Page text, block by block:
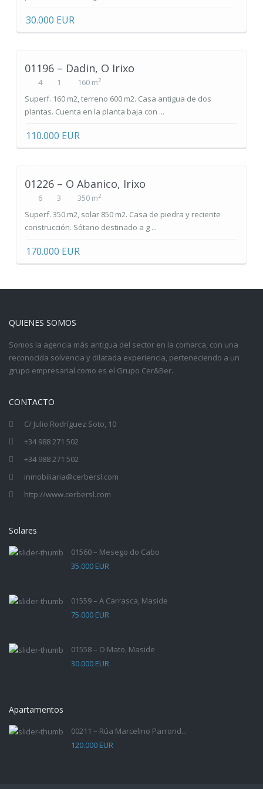
30.000 EUR
01196 – Dadin, O Irixo
4 1 160 m2
Superf. 160 m2, terreno 600 m2. Casa antigua de dos
plantas. Cuenta en la planta baja con ...
110.000 EUR
01226 – O Abanico, Irixo
6 3 350 m2
Superf. 350 m2, solar 850 m2. Casa de piedra y reciente
construcción. Sótano destinado a g ...
170.000 EUR
QUIENES SOMOS
Somos la agencia más antigua del sector en la comarca, con una
reconocida solvencia y dilatada experiencia, perteneciendo a un
grupo empresarial como es el Grupo Cer&Ber.
CONTACTO
C/ Julio Rodríguez Soto, 10
+34 988 271 502
+34 988 271 502
inmobiliaria@cerbersl.com
http://www.cerbersl.com
Solares
01560 – Mesego do Cabo
35.000 EUR
01559 – A Carrasca, Maside
75.000 EUR
01558 – O Mato, Maside
30.000 EUR
Apartamentos
00211 – Rúa Marcelino Parrond...
120.000 EUR